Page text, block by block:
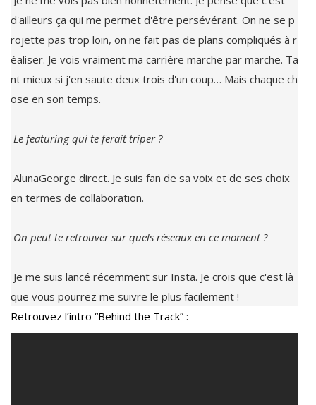
d'ailleurs ça qui me permet d'être persévérant. On ne se p
rojette pas trop loin, on ne fait pas de plans compliqués à r
éaliser. Je vois vraiment ma carrière marche par marche. Ta
nt mieux si j'en saute deux trois d'un coup… Mais chaque ch
ose en son temps.
en termes de collaboration.
que vous pourrez me suivre le plus facilement !
Retrouvez l’intro “Behind the Track” :